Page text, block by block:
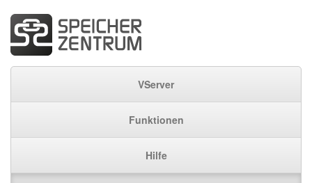
VServer
Funktionen
Hilfe